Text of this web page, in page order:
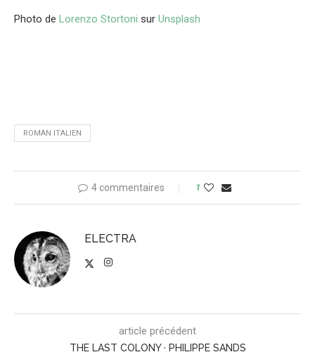
Photo de Lorenzo Stortoni sur Unsplash
ROMAN ITALIEN
4 commentaires 1
ELECTRA
article précédent
THE LAST COLONY · PHILIPPE SANDS